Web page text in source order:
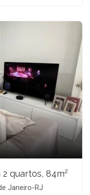
quartos, 84m²
Janeiro-RJ